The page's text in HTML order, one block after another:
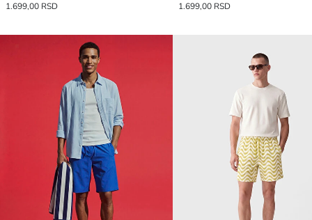
1.699,00 RSD
1.699,00 RSD